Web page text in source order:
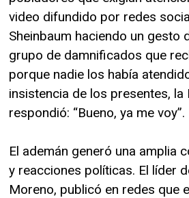
video difundido por redes
Sheinbaum haciendo un gesto
grupo de damnificados que
porque nadie los había
insistencia de los presentes, la
respondió: “Bueno, ya me voy”.
El ademán generó una amplia
y reacciones políticas. El líder
Moreno, publicó en redes que